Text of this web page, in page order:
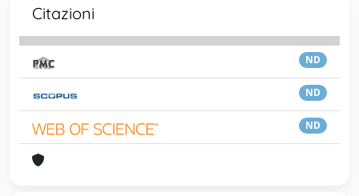
Citazioni
ND
ND
ND